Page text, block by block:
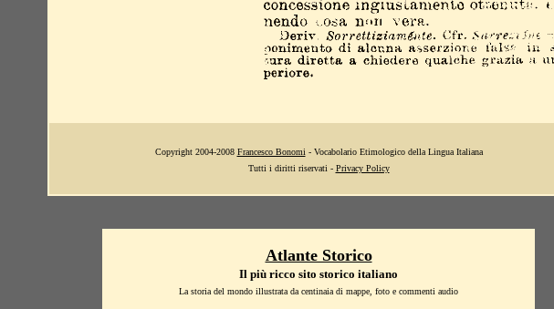
Copyright 2004-2008 Francesco Bonomi - Vocabolario Etimologico della Lingua Italiana
Tutti i diritti riservati - Privacy Policy
Atlante Storico
Il più ricco sito storico italiano
La storia del mondo illustrata da centinaia di mappe, foto e commenti audio